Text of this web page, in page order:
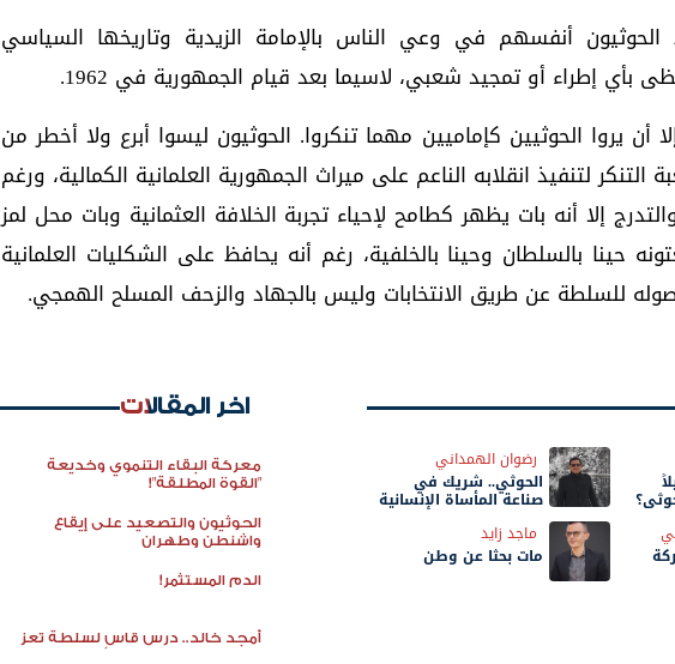
أنفسهم في وعي الناس بالإمامة الزيدية وتاريخها السياسي
بأي إطراء أو تمجيد شعبي، لاسيما بعد قيام الجمهورية في 1962.
أن يروا الحوثيين كإماميين مهما تنكروا. الحوثيون ليسوا أبرع ولا أخطر من
لتنفيذ انقلابه الناعم على ميراث الجمهورية العلمانية الكمالية، ورغم
إلا أنه بات يظهر كطامح لإحياء تجربة الخلافة العثمانية وبات محل لمز
حينا بالسلطان وحينا بالخلفية، رغم أنه يحافظ على الشكليات العلمانية
للسلطة عن طريق الانتخابات وليس بالجهاد والزحف المسلح الهمجي.
رضوان الهمداني
الحوثي.. شريك في
صناعة المأساة الإنسانية
ماجد زايد
مات بحثًا عن وطن
اخر المقالات
معركة البقاء التنموي وخديعة
"القوة المطلقة"!
الحوثيون والتصعيد على إيقاع
واشنطن وطهران
الدم المستثمر!
أمجد خالد.. درس قاسٍ لسلطة تعز